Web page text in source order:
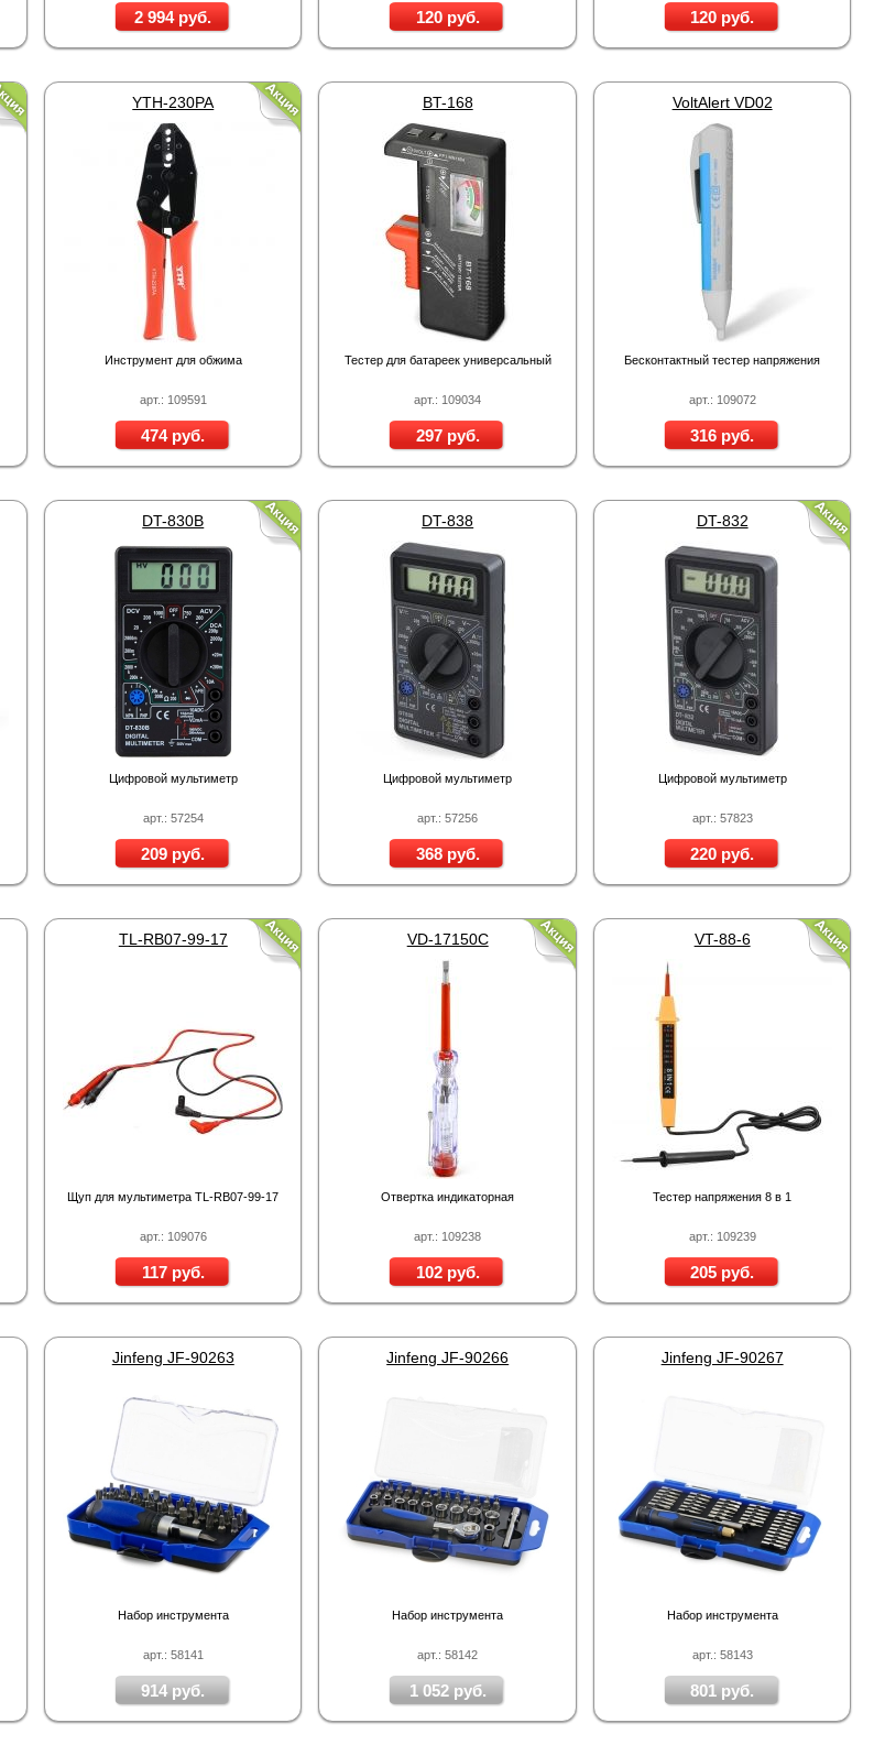
Proline PR-E350
600 руб.
Micro Holder
112 руб.
HiWatch DS-N304(D)
7 295 руб.
Proline PR-WR02
1 323 руб.
Jack 3.5 мм - 2.0м
80 руб.
2 994 руб. 120 руб. 120 руб.
арт.: 109591
YTH-230PA
Инструмент для обжима
474 руб.
арт.: 109034
BT-168
Тестер для батареек универсальный
297 руб.
арт.: 109072
VoltAlert VD02
Бесконтактный тестер напряжения
316 руб.
арт.: 57254
DT-830B
Цифровой мультиметр
209 руб.
арт.: 57256
DT-838
Цифровой мультиметр
368 руб.
арт.: 57823
DT-832
Цифровой мультиметр
220 руб.
арт.: 109076
TL-RB07-99-17
Щуп для мультиметра TL-RB07-99-17
117 руб.
арт.: 109238
VD-17150C
Отвертка индикаторная
102 руб.
арт.: 109239
VT-88-6
Тестер напряжения 8 в 1
205 руб.
арт.: 58141
Jinfeng JF-90263
Набор инструмента
914 руб.
арт.: 58142
Jinfeng JF-90266
Набор инструмента
1 052 руб.
арт.: 58143
Jinfeng JF-90267
Набор инструмента
801 руб.